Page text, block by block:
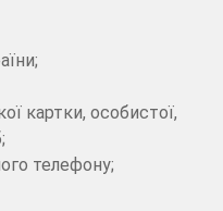
картки, особистої,
телефону;